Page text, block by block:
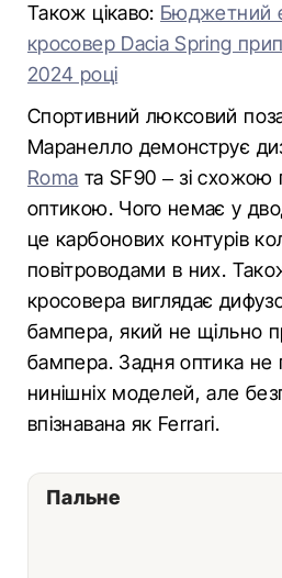
Також цікаво: Бюджетний
кросовер Dacia Spring
2024 році
Спортивний люксовий
Маранелло демонструє
Roma та SF90 – зі
оптикою. Чого немає у
це карбонових контурів
повітроводами в них.
кросовера виглядає
бампера, який не щільно
бампера. Задня оптика не
нинішніх моделей, але
впізнавана як Ferrari.
Пальне